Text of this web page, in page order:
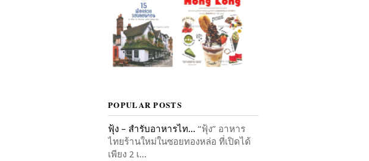
POPULAR POSTS
ฟุ้ง – สำรับอาหารไท... “ฟุ้ง” อาหาร
ไทยร้านใหม่ในซอยทองหล่อ ที่เปิดได้
เพียง 2 เ...